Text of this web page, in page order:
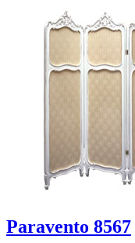
Paravento 8567